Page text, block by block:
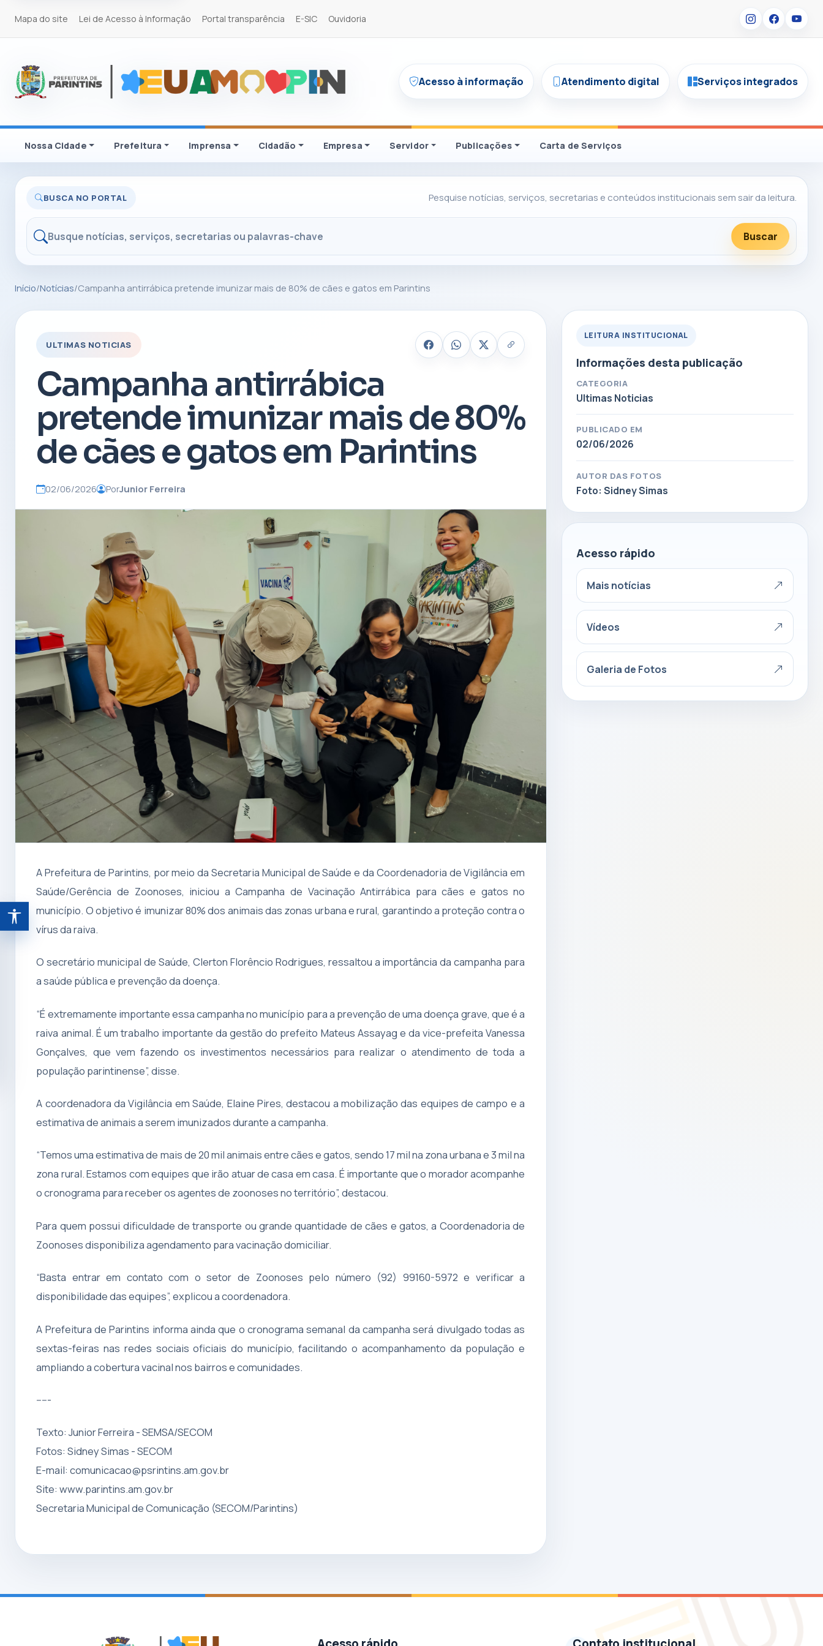
Mapa do site Lei de Acesso à Informação Portal transparência E-SIC Ouvidoria
Acesso à informação Atendimento digital Serviços integrados
Abrir ferramentas de acessibilidade
Nossa Cidade Prefeitura Imprensa Cidadão Empresa Servidor Publicações Carta de Serviços
BUSCA NO PORTAL Pesquise notícias, serviços, secretarias e conteúdos institucionais sem sair da leitura.
Buscar no portal Buscar
Início/Notícias/Campanha antirrábica pretende imunizar mais de 80% de cães e gatos em Parintins
ULTIMAS NOTICIAS
Campanha antirrábica
pretende imunizar mais de 80%
de cães e gatos em Parintins
02/06/2026 PorJunior Ferreira
A Prefeitura de Parintins, por meio da Secretaria Municipal de Saúde e da Coordenadoria de Vigilância em
Saúde/Gerência de Zoonoses, iniciou a Campanha de Vacinação Antirrábica para cães e gatos no
município. O objetivo é imunizar 80% dos animais das zonas urbana e rural, garantindo a proteção contra o
vírus da raiva.
O secretário municipal de Saúde, Clerton Florêncio Rodrigues, ressaltou a importância da campanha para
a saúde pública e prevenção da doença.
“É extremamente importante essa campanha no município para a prevenção de uma doença grave, que é a
raiva animal. É um trabalho importante da gestão do prefeito Mateus Assayag e da vice-prefeita Vanessa
Gonçalves, que vem fazendo os investimentos necessários para realizar o atendimento de toda a
população parintinense”, disse.
A coordenadora da Vigilância em Saúde, Elaine Pires, destacou a mobilização das equipes de campo e a
estimativa de animais a serem imunizados durante a campanha.
“Temos uma estimativa de mais de 20 mil animais entre cães e gatos, sendo 17 mil na zona urbana e 3 mil na
zona rural. Estamos com equipes que irão atuar de casa em casa. É importante que o morador acompanhe
o cronograma para receber os agentes de zoonoses no território”, destacou.
Para quem possui dificuldade de transporte ou grande quantidade de cães e gatos, a Coordenadoria de
Zoonoses disponibiliza agendamento para vacinação domiciliar.
“Basta entrar em contato com o setor de Zoonoses pelo número (92) 99160-5972 e verificar a
disponibilidade das equipes”, explicou a coordenadora.
A Prefeitura de Parintins informa ainda que o cronograma semanal da campanha será divulgado todas as
sextas-feiras nas redes sociais oficiais do município, facilitando o acompanhamento da população e
ampliando a cobertura vacinal nos bairros e comunidades.
-----
Texto: Junior Ferreira - SEMSA/SECOM
Fotos: Sidney Simas - SECOM
E-mail:comunicacao@psrintins.am.gov.br
Site: www.parintins.am.gov.br
Secretaria Municipal de Comunicação (SECOM/Parintins)
LEITURA INSTITUCIONAL
Informações desta publicação
CATEGORIA
Ultimas Noticias
PUBLICADO EM
02/06/2026
AUTOR DAS FOTOS
Foto: Sidney Simas
Acesso rápido
Mais notícias
Vídeos
Galeria de Fotos